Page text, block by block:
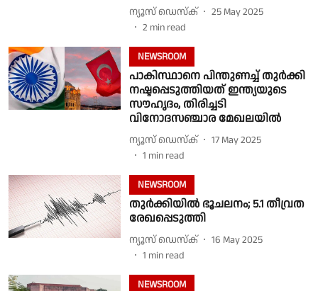
ന്യൂസ് ഡെസ്ക്
25 May 2025
2 min read
NEWSROOM
പാകിസ്ഥാനെ പിന്തുണച്ച് തുർക്കി
നഷ്ടപ്പെടുത്തിയത് ഇന്ത്യയുടെ
സൗഹൃദം, തിരിച്ചടി
വിനോദസഞ്ചാര മേഖലയിൽ
ന്യൂസ് ഡെസ്ക്
17 May 2025
1 min read
NEWSROOM
തുര്‍ക്കിയില്‍ ഭൂചലനം; 5.1 തീവ്രത
രേഖപ്പെടുത്തി
ന്യൂസ് ഡെസ്ക്
16 May 2025
1 min read
NEWSROOM